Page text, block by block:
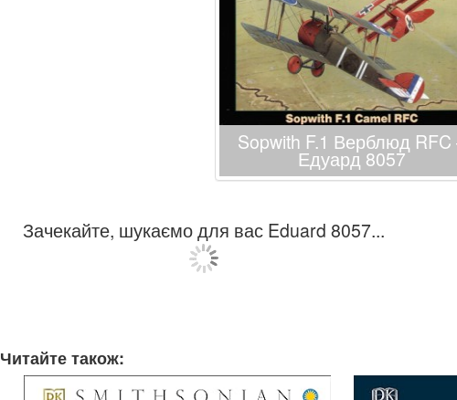
Sopwith F.1 Верблюд RFC
Едуард 8057
Зачекайте, шукаємо для вас Eduard 8057...
Читайте також: